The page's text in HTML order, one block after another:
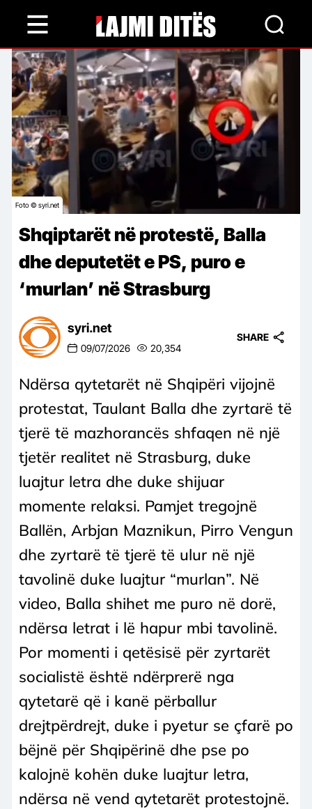
content
Foto © syri.net
Shqiptarët në protestë, Balla
dhe deputetët e PS, puro e
‘murlan’ në Strasburg
syri.net
09/07/2026 20,354
SHARE
Ndërsa qytetarët në Shqipëri vijojnë
protestat, Taulant Balla dhe zyrtarë të
tjerë të mazhorancës shfaqen në një
tjetër realitet në Strasburg, duke
luajtur letra dhe duke shijuar
momente relaksi. Pamjet tregojnë
Ballën, Arbjan Maznikun, Pirro Vengun
dhe zyrtarë të tjerë të ulur në një
tavolinë duke luajtur “murlan”. Në
video, Balla shihet me puro në dorë,
ndërsa letrat i lë hapur mbi tavolinë.
Por momenti i qetësisë për zyrtarët
socialistë është ndërprerë nga
qytetarë që i kanë përballur
drejtpërdrejt, duke i pyetur se çfarë po
bëjnë për Shqipërinë dhe pse po
kalojnë kohën duke luajtur letra,
ndërsa në vend qytetarët protestojnë.